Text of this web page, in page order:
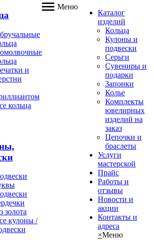
и
кольца
золота
кулоны /
Меню
Каталог
изделий
Кольца
Кулоны и
подвески
Серьги
Сувениры и
подарки
Запонки
Колье
Комплекты
ювелирных
изделий на
заказ
Цепочки и
браслеты
Услуги
мастерской
Прайс
Работы и
отзывы
Новости и
акции
Контакты и
адреса
×Меню